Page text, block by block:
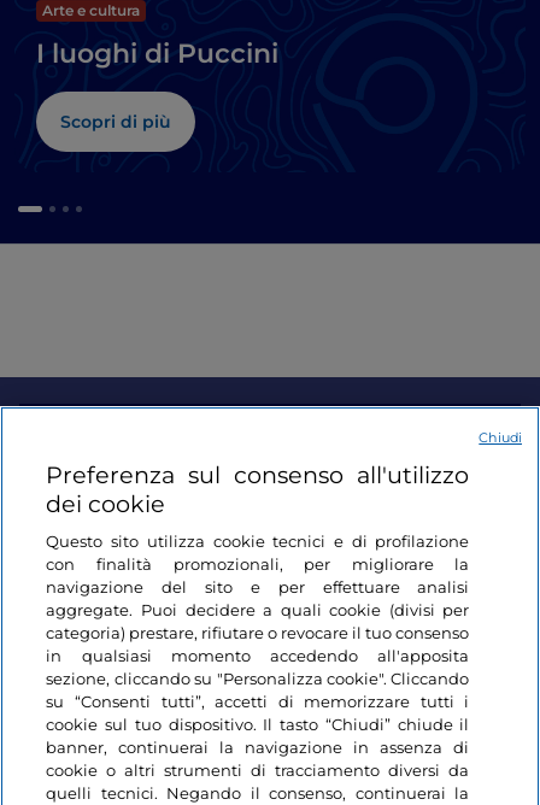
Arte e cultura
I luoghi di Puccini
Scopri di più
Link Utili
Login
Restiamo in contatto
Preferenza sul consenso all'utilizzo
dei cookie
Questo sito utilizza cookie tecnici e di profilazione
con finalità promozionali, per migliorare la
navigazione del sito e per effettuare analisi
aggregate. Puoi decidere a quali cookie (divisi per
categoria) prestare, rifiutare o revocare il tuo consenso
in qualsiasi momento accedendo all'apposita
sezione, cliccando su "Personalizza cookie". Cliccando
su “Consenti tutti”, accetti di memorizzare tutti i
cookie sul tuo dispositivo. Il tasto “Chiudi” chiude il
banner, continuerai la navigazione in assenza di
cookie o altri strumenti di tracciamento diversi da
quelli tecnici. Negando il consenso, continuerai la
Chiudi